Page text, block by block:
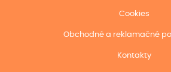
Cookies
Obchodné a reklamačné
Kontakty